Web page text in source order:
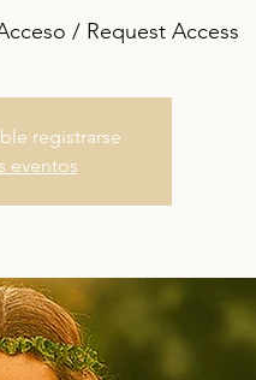
/ Request Access
registrarse
eventos